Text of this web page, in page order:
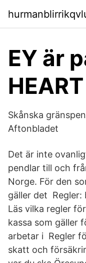
EY är
Skånska
Aftonbladet
Det är inte
pendlar till och
Norge. För den
gäller det Regler:
Läs vilka regler
kassa som gäller
arbetar i Regler
skatt och